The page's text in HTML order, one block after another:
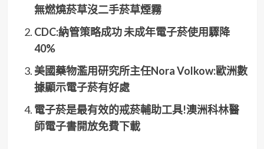
無燃燒菸草沒二手菸草煙霧
CDC:納管策略成功 未成年電子菸使用驟降
40%
美國藥物濫用研究所主任Nora Volkow:歐洲數
據顯示電子菸有好處
電子菸是最有效的戒菸輔助工具!澳洲科林醫
師電子書開放免費下載